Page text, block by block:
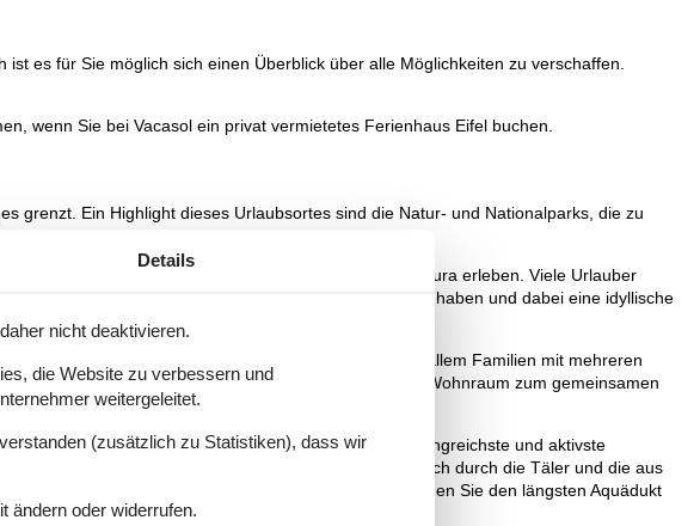
es für Sie möglich sich einen Überblick über alle Möglichkeiten zu verschaffen.
wenn Sie bei Vacasol ein privat vermietetes Ferienhaus Eifel buchen.
grenzt. Ein Highlight dieses Urlaubsortes sind die Natur- und Nationalparks, die zu
Grünlandschaft die Flora und Fauna der Region in natura erleben. Viele Urlauber
die das Flair des Landlebens von vor Jahrhunderten haben und dabei eine idyllische
wird den Reisenden lange in Erinnerung bleiben.
ein Chalet in der Eifel mieten. Dabei kommen vor allem Familien mit mehreren
Es bietet sich meist im Ferienhaus ein großer Wohnraum zum gemeinsamen
und geologisch betrachtet ist die Eifel das umfangreichste und aktivste
zu verzeichnen war. Hübsche Flüsse schlängeln sich durch die Täler und die aus
Insekten und Pflanzen anzusehen. In der Eifel können Sie den längsten Aquädukt
Details
nicht deaktivieren.
die Website zu verbessern und
weitergeleitet.
(zusätzlich zu Statistiken), dass wir
ändern oder widerrufen.